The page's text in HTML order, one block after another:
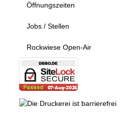
Öffnungszeiten
Jobs / Stellen
Rockwiese Open-Air